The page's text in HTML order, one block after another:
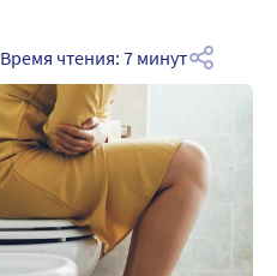
Время чтения: 7 минут